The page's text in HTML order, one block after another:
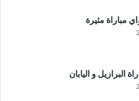
مباراة مثيرة
البرازيل و اليابان